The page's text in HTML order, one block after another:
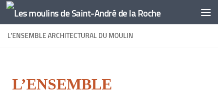
Skip to content
L’ENSEMBLE ARCHITECTURAL DU MOULIN
L’ENSEMBLE